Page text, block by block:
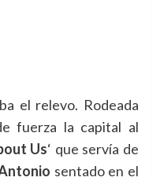
el relevo. Rodeada
fuerza la capital al
Us‘ que servía de
sentado en el